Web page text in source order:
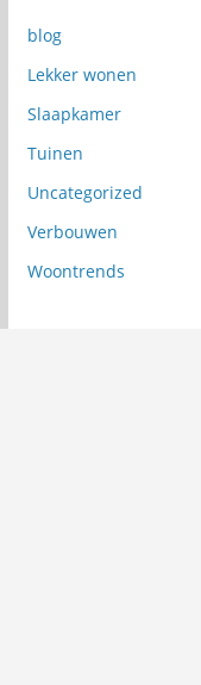
blog
Lekker wonen
Slaapkamer
Tuinen
Uncategorized
Verbouwen
Woontrends